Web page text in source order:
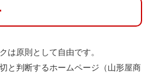
は原則として自由です。
と判断するホームページ（山形屋商